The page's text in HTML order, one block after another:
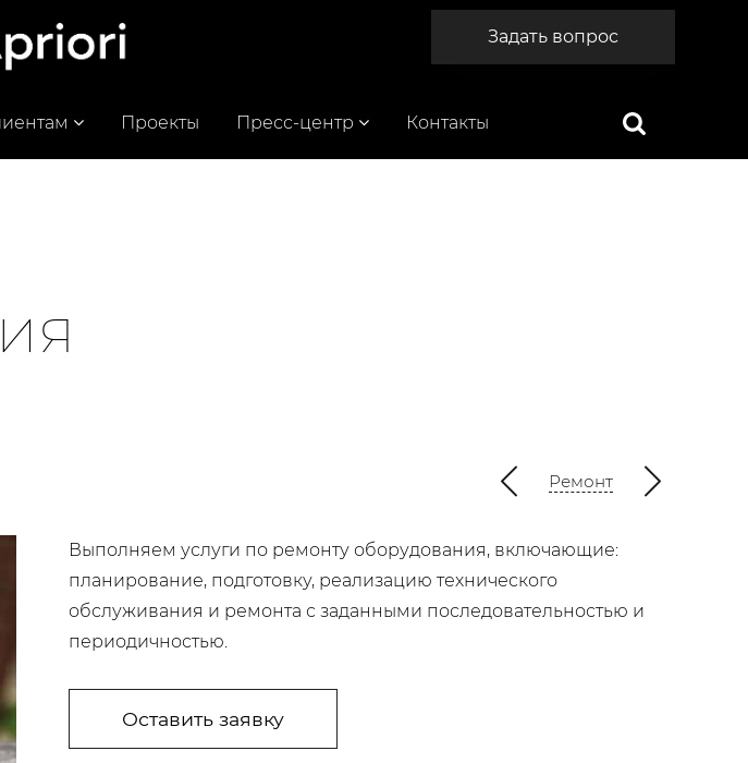
Задать вопрос
Проекты Пресс-центр Контакты
Ремонт
Выполняем услуги по ремонту оборудования, включающие:
планирование, подготовку, реали­зацию технического
обслуживания и ремонта с заданными по­следовательностью и
периодичностью.
Оставить заявку